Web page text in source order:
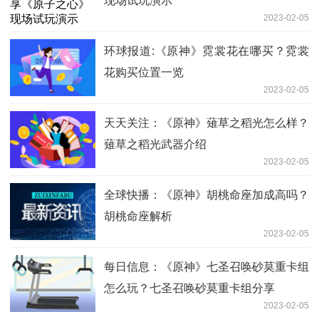
2023-02-05
环球报道:《原神》霓裳花在哪买？霓裳
花购买位置一览
2023-02-05
天天关注：《原神》薙草之稻光怎么样？
薙草之稻光武器介绍
2023-02-05
全球快播：《原神》胡桃命座加成高吗？
胡桃命座解析
2023-02-05
每日信息：《原神》七圣召唤砂莫重卡组
怎么玩？七圣召唤砂莫重卡组分享
2023-02-05